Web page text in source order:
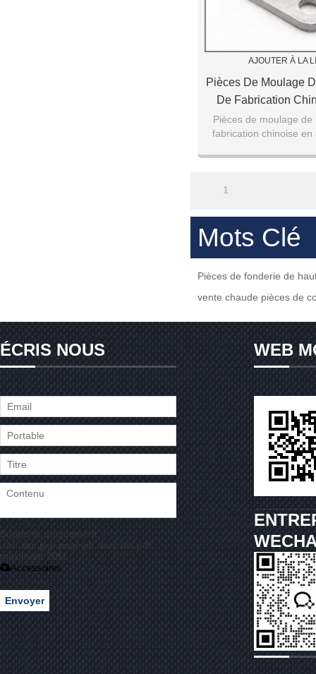
AJOUTER À LA
Pièces De Moulage
De Fabrication
Inoxydable Vente
Moulage
Pièces de moulage
fabrication chinoise en
1
Mots Clé
Pièces de fonderie de
vente chaude pièces de
ÉCRIS NOUS
Supporte uniquement
.rar/.zip/.jpg/.png/.gif/.doc/.xls/.pdf,
maximum 20M
Accessoires
Envoyer
WEB